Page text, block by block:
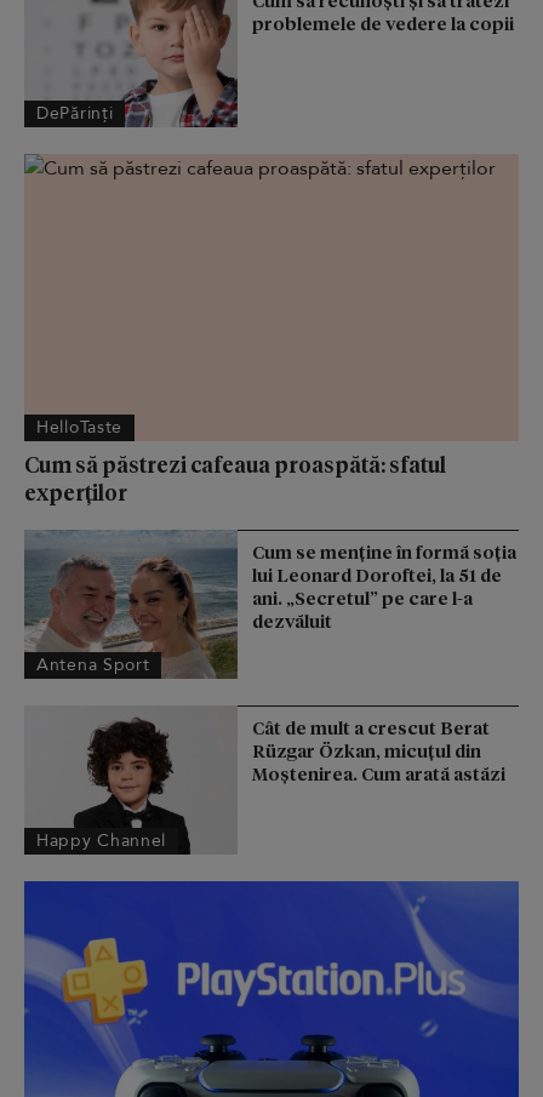
DePărinți
problemele de vedere la copii
HelloTaste
Cum să păstrezi cafeaua proaspătă: sfatul
experților
Antena Sport
Cum se menţine în formă soţia
lui Leonard Doroftei, la 51 de
ani. „Secretul” pe care l-a
dezvăluit
Happy Channel
Cât de mult a crescut Berat
Rüzgar Özkan, micuțul din
Moștenirea. Cum arată astăzi